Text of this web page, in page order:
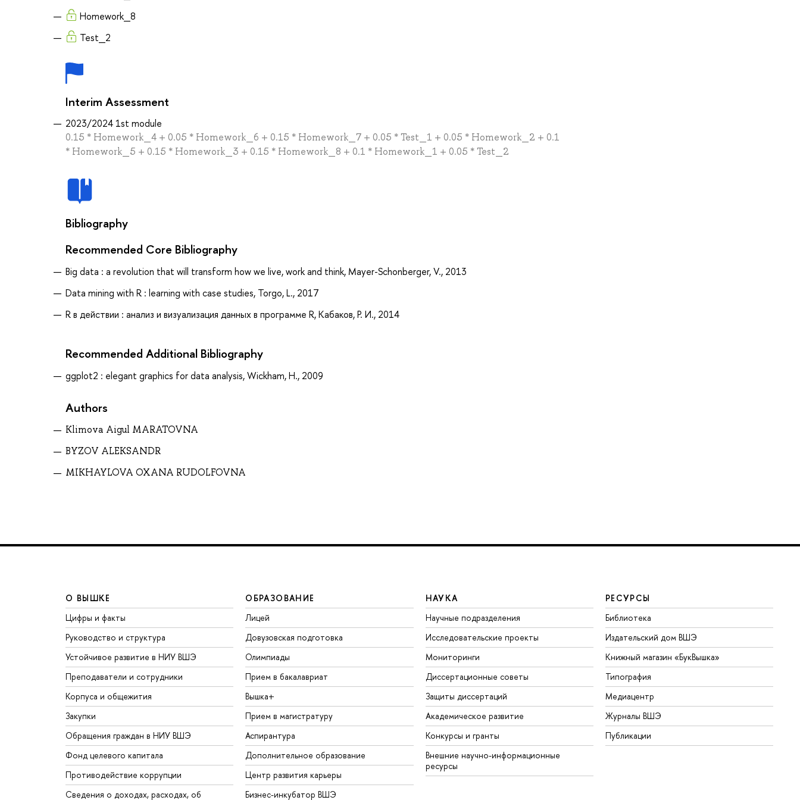
Homework_8
Test_2
Interim Assessment
2023/2024 1st module
0.15 * Homework_4 + 0.05 * Homework_6 + 0.15 * Homework_7 + 0.05 * Test_1 + 0.05 * Homework_2 + 0.1
* Homework_5 + 0.15 * Homework_3 + 0.15 * Homework_8 + 0.1 * Homework_1 + 0.05 * Test_2
Bibliography
Recommended Core Bibliography
Big data : a revolution that will transform how we live, work and think, Mayer-Schonberger, V., 2013
Data mining with R : learning with case studies, Torgo, L., 2017
R в действии : анализ и визуализация данных в программе R, Кабаков, Р. И., 2014
Recommended Additional Bibliography
ggplot2 : elegant graphics for data analysis, Wickham, H., 2009
Authors
Klimova Aigul MARATOVNA
BYZOV ALEKSANDR
MIKHAYLOVA OXANA RUDOLFOVNA
О ВЫШКЕ
Цифры и факты
Руководство и структура
Устойчивое развитие в НИУ ВШЭ
Преподаватели и сотрудники
Корпуса и общежития
Закупки
Обращения граждан в НИУ ВШЭ
Фонд целевого капитала
Противодействие коррупции
Сведения о доходах, расходах, об
ОБРАЗОВАНИЕ
Лицей
Довузовская подготовка
Олимпиады
Прием в бакалавриат
Вышка+
Прием в магистратуру
Аспирантура
Дополнительное образование
Центр развития карьеры
Бизнес-инкубатор ВШЭ
НАУКА
Научные подразделения
Исследовательские проекты
Мониторинги
Диссертационные советы
Защиты диссертаций
Академическое развитие
Конкурсы и гранты
Внешние научно-информационные
ресурсы
РЕСУРСЫ
Библиотека
Издательский дом ВШЭ
Книжный магазин «БукВышка»
Типография
Медиацентр
Журналы ВШЭ
Публикации